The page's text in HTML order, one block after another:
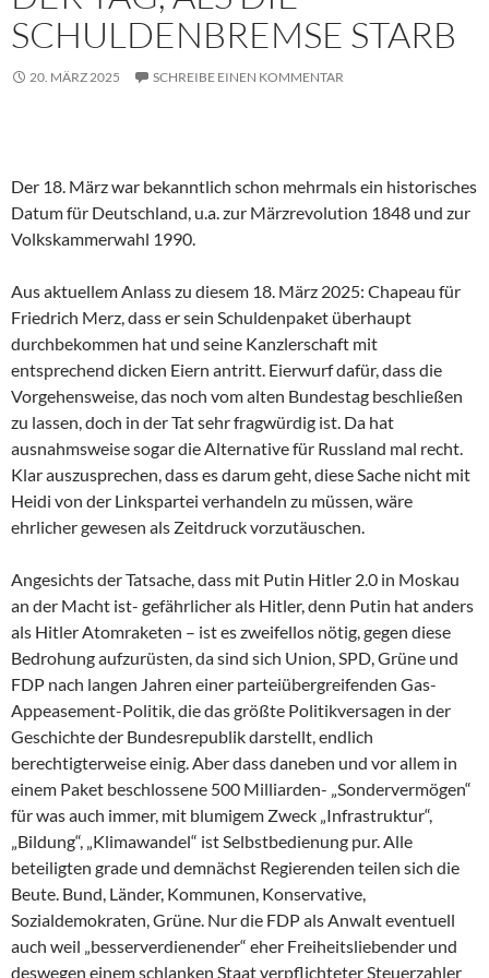
SCHULDENBREMSE STARB
20. MÄRZ 2025 SCHREIBE EINEN KOMMENTAR
Der 18. März war bekanntlich schon mehrmals ein historisches
Datum für Deutschland, u.a. zur Märzrevolution 1848 und zur
Volkskammerwahl 1990.
Aus aktuellem Anlass zu diesem 18. März 2025: Chapeau für
Friedrich Merz, dass er sein Schuldenpaket überhaupt
durchbekommen hat und seine Kanzlerschaft mit
entsprechend dicken Eiern antritt. Eierwurf dafür, dass die
Vorgehensweise, das noch vom alten Bundestag beschließen
zu lassen, doch in der Tat sehr fragwürdig ist. Da hat
ausnahmsweise sogar die Alternative für Russland mal recht.
Klar auszusprechen, dass es darum geht, diese Sache nicht mit
Heidi von der Linkspartei verhandeln zu müssen, wäre
ehrlicher gewesen als Zeitdruck vorzutäuschen.
Angesichts der Tatsache, dass mit Putin Hitler 2.0 in Moskau
an der Macht ist- gefährlicher als Hitler, denn Putin hat anders
als Hitler Atomraketen – ist es zweifellos nötig, gegen diese
Bedrohung aufzurüsten, da sind sich Union, SPD, Grüne und
FDP nach langen Jahren einer parteiübergreifenden Gas-
Appeasement-Politik, die das größte Politikversagen in der
Geschichte der Bundesrepublik darstellt, endlich
berechtigterweise einig. Aber dass daneben und vor allem in
einem Paket beschlossene 500 Milliarden- „Sondervermögen“
für was auch immer, mit blumigem Zweck „Infrastruktur“,
„Bildung“, „Klimawandel“ ist Selbstbedienung pur. Alle
beteiligten grade und demnächst Regierenden teilen sich die
Beute. Bund, Länder, Kommunen, Konservative,
Sozialdemokraten, Grüne. Nur die FDP als Anwalt eventuell
auch weil „besserverdienender“ eher Freiheitsliebender und
deswegen einem schlanken Staat verpflichteter Steuerzahler